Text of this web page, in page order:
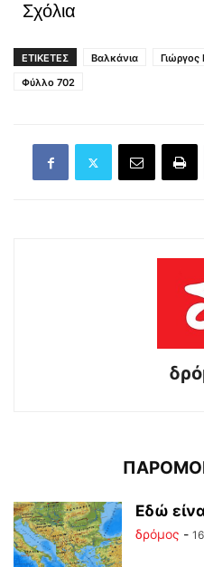
Σχόλια
ΕΤΙΚΕΤΕΣ Βαλκάνια Γιώργος
Φύλλο 702
Εδώ
δρόμος -